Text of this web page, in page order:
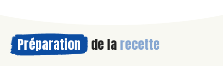
Préparation de la recette